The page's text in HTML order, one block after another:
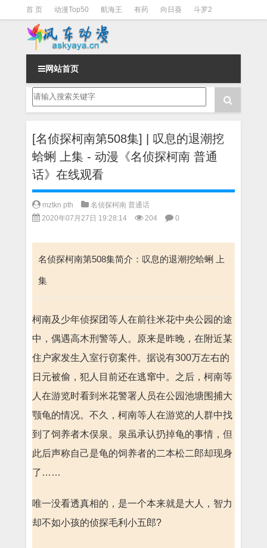
首 页 动漫Top50 航海王 有药 向日葵 斗罗2
斗罗3 火影 一拳超人
网站首页
[名侦探柯南第508集] | 叹息的退潮挖
蛤蜊 上集 - 动漫《名侦探柯南 普通
话》在线观看
mztkn pth
名侦探柯南 普通话
2020年07月27日 19:28:14
204 0
名侦探柯南第508集简介：叹息的退潮挖蛤蜊 上
集
柯南及少年侦探团等人在前往米花中央公园的途
中，偶遇高木刑警等人。原来是昨晚，在附近某
住户家发生入室行窃案件。据说有300万左右的
日元被偷，犯人目前还在逃窜中。之后，柯南等
人在游览时看到米花警署人员在公园池塘围捕大
颚龟的情况。不久，柯南等人在游览的人群中找
到了饲养者木俣泉。泉虽承认扔掉龟的事情，但
此后声称自己是龟的饲养者的二本松二郎却现身
了……
唯一没看透真相的，是一个本来就是大人，智力
却不如小孩的侦探毛利小五郎?